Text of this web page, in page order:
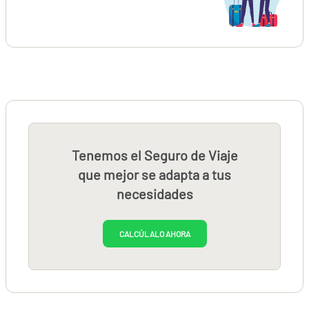
Tenemos el Seguro de Viaje
que mejor se adapta a tus
necesidades
CALCÚLALO AHORA